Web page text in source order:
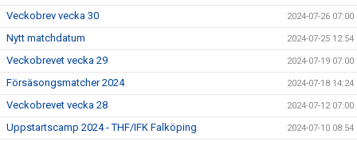
Veckobrev vecka 30 2024-07-26 07:00
Nytt matchdatum 2024-07-25 12:54
Veckobrevet vecka 29 2024-07-19 07:00
Försäsongsmatcher 2024 2024-07-18 14:24
Veckobrevet vecka 28 2024-07-12 07:00
Uppstartscamp 2024 - THF/IFK Falköping 2024-07-10 08:54